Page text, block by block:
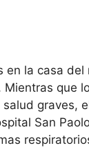
la casa
que
graves,
San